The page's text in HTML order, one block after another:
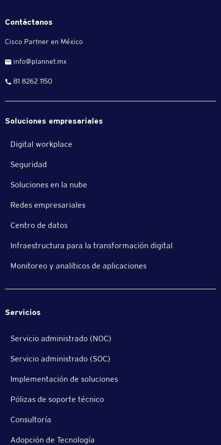
Contáctanos
Cisco Partner en México
info@plannet.mx
81 8262 1150
Soluciones empresariales
Digital workplace
Seguridad
Soluciones en la nube
Redes empresariales
Centro de datos
Infraestructura para la transformación digital
Monitoreo y analíticos de aplicaciones
Servicios
Servicio administrado (NOC)
Servicio administrado (SOC)
Implementación de soluciones
Pólizas de soporte técnico
Consultoría
Adopción de Tecnología